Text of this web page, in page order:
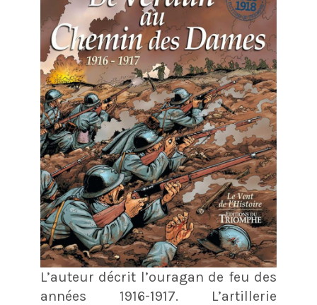
L’auteur décrit l’ouragan de feu des
années 1916-1917. L’artillerie